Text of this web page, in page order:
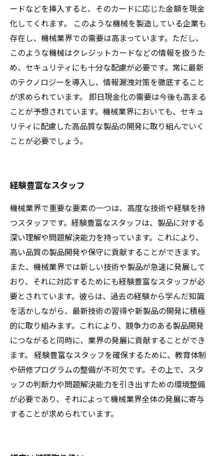
ードなどを挿入すると、そのカードに応じた金額を現金
化してくれます。 このような機械を製造している企業も
存在し、機械業界での需要は高まっています。ただし、
このような機械はクレジットカードなどの情報を扱うた
め、セキュリティにも十分な配慮が必要です。常に最新
のテクノロジーを導入し、情報漏洩対策を徹底すること
が求められています。 即日現金化の需要は今後も高まる
ことが予想されています。機械業界においても、セキュ
リティに配慮した高品質な製品の開発に取り組んでいく
ことが必要でしょう。
経験豊富なスタッフ
機械業界で重要な要素の一つは、高度な技術や経験を持
つスタッフです。経験豊富なスタッフは、製品に対する
深い理解や問題解決能力を持っています。これにより、
高い品質の製品開発や保守に貢献することができます。
また、機械業界では新しい技術や製品が急速に発展して
おり、それに対応するためにも経験豊富なスタッフが必
要とされています。彼らは、過去の経験から学んだ知識
を活かしながら、最新技術の習得や新製品の開発に積極
的に取り組みます。これにより、競争力のある製品開発
につながると同時に、業界の発展に貢献することができ
ます。 経験豊富なスタッフを確保するために、教育体制
や研修プログラムの整備が不可欠です。その上で、スタ
ッフの判断力や問題解決能力を引き出すための環境整備
が必要であり、それによって機械業界全体の発展に寄与
することが求められています。